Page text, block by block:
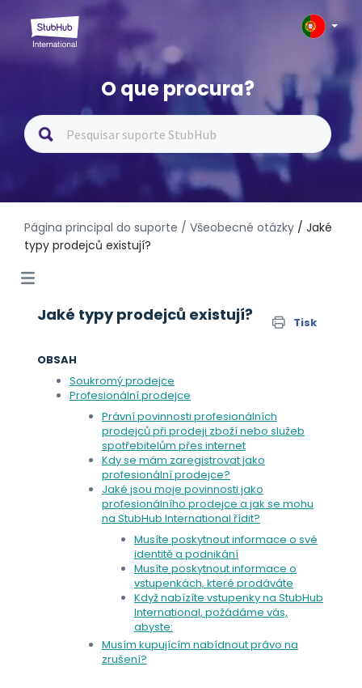
O que procura?
Página principal do suporte / Všeobecné otázky / Jaké
typy prodejců existují?
Jaké typy prodejců existují? Tisk
OBSAH
Soukromý prodejce
Profesionální prodejce
Právní povinnosti profesionálních
prodejců při prodeji zboží nebo služeb
spotřebitelům přes internet
Kdy se mám zaregistrovat jako
profesionální prodejce?
Jaké jsou moje povinnosti jako
profesionálního prodejce a jak se mohu
na StubHub International řídit?
Musíte poskytnout informace o své
identitě a podnikání
Musíte poskytnout informace o
vstupenkách, které prodáváte
Když nabízíte vstupenky na StubHub
International, požádáme vás,
abyste:
Musím kupujícím nabídnout právo na
zrušení?